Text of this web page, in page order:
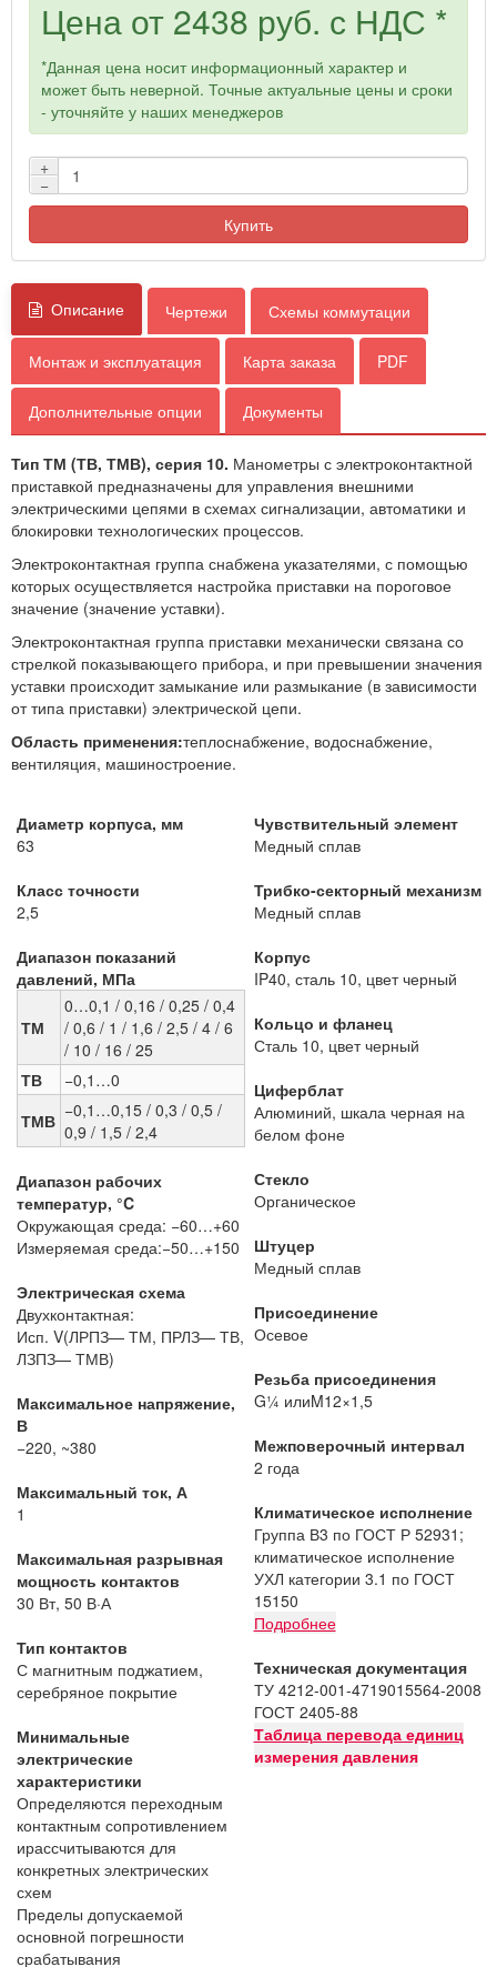
Цена от 2438 руб. с НДС *
*Данная цена носит информационный характер и
может быть неверной. Точные актуальные цены и сроки
- уточняйте у наших менеджеров
+
−
Купить
Описание Чертежи Схемы коммутации
Монтаж и эксплуатация Карта заказа PDF
Дополнительные опции Документы
Тип ТМ (ТВ, ТМВ), серия 10. Манометры с электроконтактной
приставкой предназначены для управления внешними
электрическими цепями в схемах сигнализации, автоматики и
блокировки технологических процессов.
Электроконтактная группа снабжена указателями, с помощью
которых осуществляется настройка приставки на пороговое
значение (значение уставки).
Электроконтактная группа приставки механически связана со
стрелкой показывающего прибора, и при превышении значения
уставки происходит замыкание или размыкание (в зависимости
от типа приставки) электрической цепи.
Область применения:теплоснабжение, водоснабжение,
вентиляция, машиностроение.
Диаметр корпуса, мм
63
Класс точности
2,5
Диапазон показаний
давлений, МПа
ТМ
0…0,1 / 0,16 / 0,25 / 0,4
/ 0,6 / 1 / 1,6 / 2,5 / 4 / 6
/ 10 / 16 / 25
ТВ
−0,1…0
ТМВ −0,1…0,15 / 0,3 / 0,5 /
0,9 / 1,5 / 2,4
Диапазон рабочих
температур, °C
Окружающая среда: −60…+60
Измеряемая среда:−50…+150
Электрическая схема
Двухконтактная:
Исп. V(ЛРПЗ— ТМ, ПРЛЗ— ТВ,
ЛЗПЗ— ТМВ)
Максимальное напряжение,
В
−220, ~380
Максимальный ток, А
1
Максимальная разрывная
мощность контактов
30 Вт, 50 В·А
Тип контактов
С магнитным поджатием,
серебряное покрытие
Минимальные
электрические
характеристики
Определяются переходным
контактным сопротивлением
ирассчитываются для
конкретных электрических
схем
Пределы допускаемой
основной погрешности
срабатывания
Чувствительный элемент
Медный сплав
Трибко-секторный механизм
Медный сплав
Корпус
IP40, сталь 10, цвет черный
Кольцо и фланец
Сталь 10, цвет черный
Циферблат
Алюминий, шкала черная на
белом фоне
Стекло
Органическое
Штуцер
Медный сплав
Присоединение
Осевое
Резьба присоединения
G¼ илиM12×1,5
Межповерочный интервал
2 года
Климатическое исполнение
Группа В3 по ГОСТ Р 52931;
климатическое исполнение
УХЛ категории 3.1 по ГОСТ
15150
Подробнее
Техническая документация
ТУ 4212-001-4719015564-2008
ГОСТ 2405-88
Таблица перевода единиц
измерения давления